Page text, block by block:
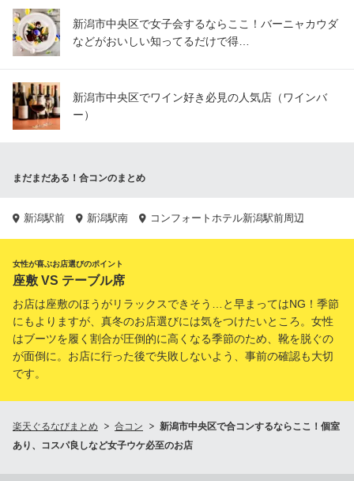
新潟市中央区で女子会するならここ！バーニャカウダ
などがおいしい知ってるだけで得…
新潟市中央区でワイン好き必見の人気店（ワインバ
ー）
まだまだある！合コンのまとめ
新潟駅前 新潟駅南 コンフォートホテル新潟駅前周辺
女性が喜ぶお店選びのポイント
座敷 VS テーブル席
お店は座敷のほうがリラックスできそう…と早まってはNG！季節
にもよりますが、真冬のお店選びには気をつけたいところ。女性
はブーツを履く割合が圧倒的に高くなる季節のため、靴を脱ぐの
が面倒に。お店に行った後で失敗しないよう、事前の確認も大切
です。
楽天ぐるなびまとめ 合コン
新潟市中央区で合コンするならここ！個室
あり、コスパ良しなど女子ウケ必至のお店